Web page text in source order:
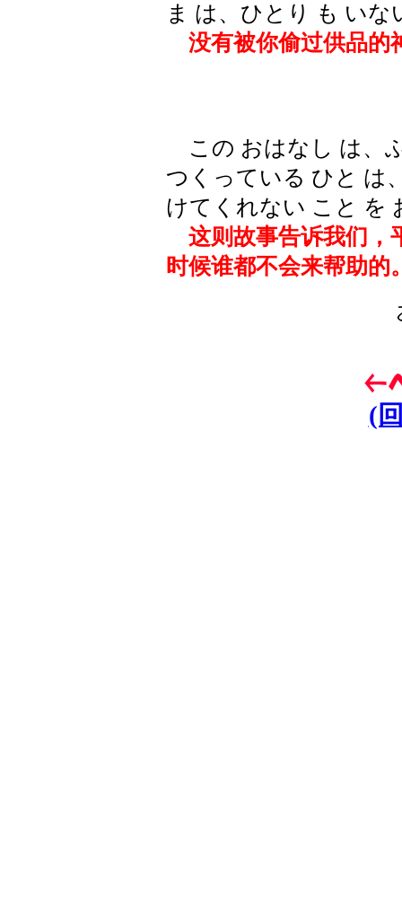
ま は、ひとり も い
没有被你偷过供品的
この おはなし は、
つくっている ひと は
けてくれない こと を
这则故事告诉我们，
时候谁都不会来帮助的
(